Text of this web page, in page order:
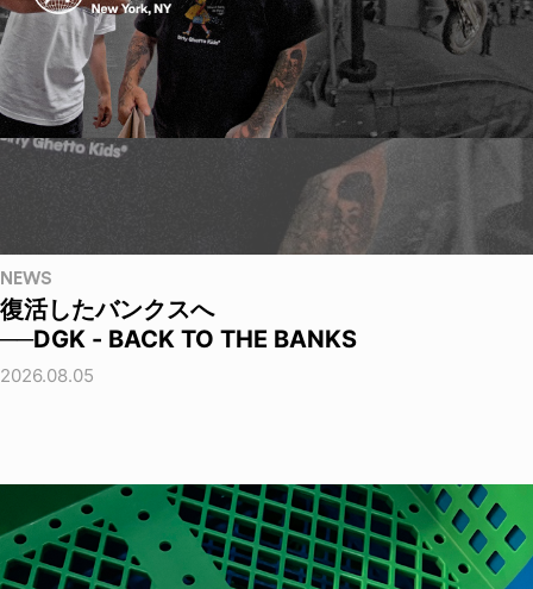
NEWS
復活したバンクスへ
──DGK - BACK TO THE BANKS
2026.08.05